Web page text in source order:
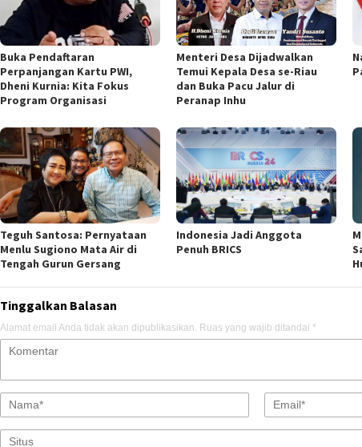
Buka Pendaftaran
Perpanjangan Kartu PWI,
Dheni Kurnia: Kita Fokus
Program Organisasi
Menteri Desa Dijadwalkan
Temui Kepala Desa se-Riau
dan Buka Pacu Jalur di
Peranap Inhu
Teguh Santosa: Pernyataan
Menlu Sugiono Mata Air di
Tengah Gurun Gersang
Indonesia Jadi Anggota
Penuh BRICS
Tinggalkan Balasan
Alamat email Anda tidak akan dipublikasikan. Ruas yang wajib ditandai *